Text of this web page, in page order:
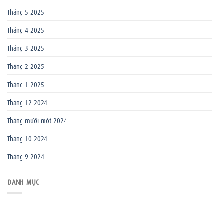
Tháng 5 2025
Tháng 4 2025
Tháng 3 2025
Tháng 2 2025
Tháng 1 2025
Tháng 12 2024
Tháng mười một 2024
Tháng 10 2024
Tháng 9 2024
DANH MỤC